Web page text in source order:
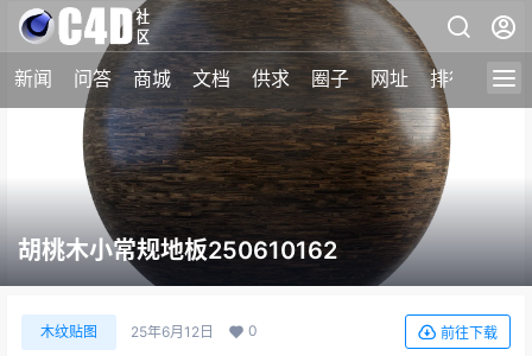
新闻 问答 商城 文档 供求 圈子 网址 排行榜
胡桃木小常规地板250610162
木纹贴图 25年6月12日 0 前往下载